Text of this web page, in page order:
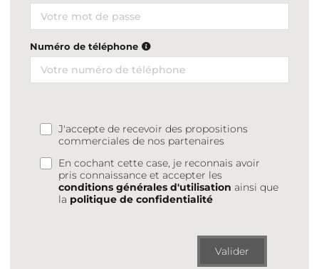
Numéro de téléphone
J'accepte de recevoir des propositions
commerciales de nos partenaires
En cochant cette case, je reconnais avoir
pris connaissance et accepter les
conditions générales d'utilisation ainsi que
la politique de confidentialité
Valider